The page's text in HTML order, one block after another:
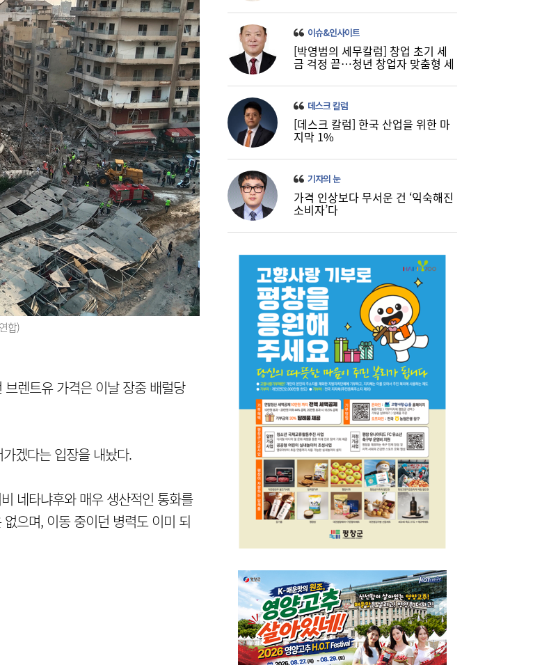
합)
렌트유 가격은 이날 장중 배럴당
겠다는 입장을 내놨다.
네타냐후와 매우 생산적인 통화를
으며, 이동 중이던 병력도 이미 되
이슈&인사이트
[박영범의 세무칼럼] 창업 초기 세
금 걱정 끝…청년 창업자 맞춤형 세
데스크 칼럼
[데스크 칼럼] 한국 산업을 위한 마
지막 1%
기자의 눈
가격 인상보다 무서운 건 ‘익숙해진
소비자’다